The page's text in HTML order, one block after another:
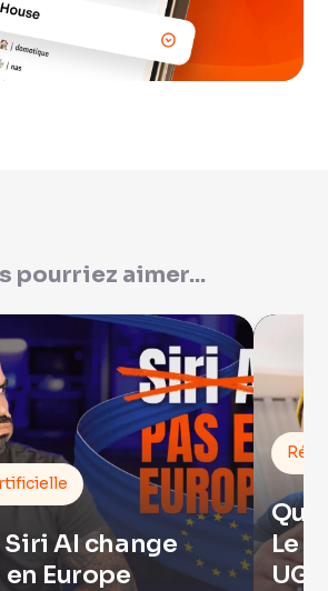
pourriez aimer...
Siri AI change
Europe
Le